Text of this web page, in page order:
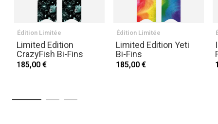
Édition Limitée
Limited Edition
CrazyFish Bi-Fins
185,00 €
Édition Limitée
Limited Edition Yeti
Bi-Fins
185,00 €